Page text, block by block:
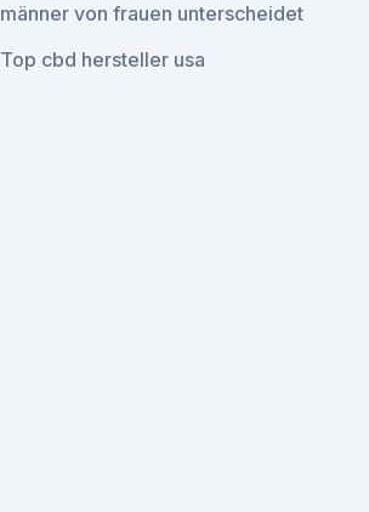
männer von frauen unterscheidet
Top cbd hersteller usa